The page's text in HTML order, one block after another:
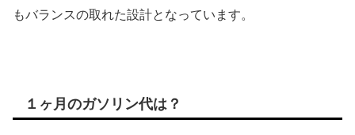
もバランスの取れた設計となっています。
１ヶ月のガソリン代は？